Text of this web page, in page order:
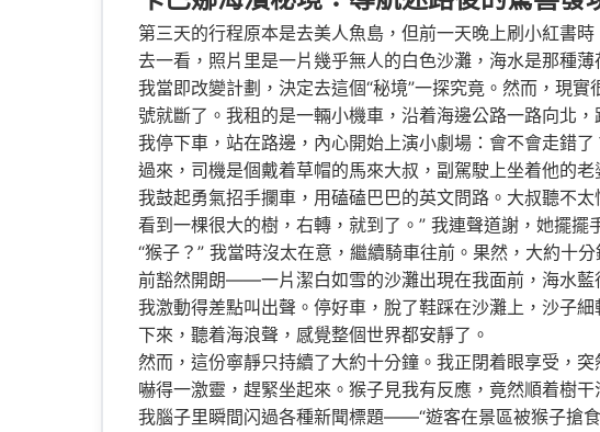
第三天的行程原本是去美人魚島，但前一天晚上刷小紅書
去一看，照片里是一片幾乎無人的白色沙灘，海水是那種
我當即改變計劃，決定去這個“秘境”一探究竟。然而，現
號就斷了。我租的是一輛小機車，沿着海邊公路一路向北
我停下車，站在路邊，內心開始上演小劇場：會不會走錯
過來，司機是個戴着草帽的馬來大叔，副駕駛上坐着他的老
我鼓起勇氣招手攔車，用磕磕巴巴的英文問路。大叔聽不
看到一棵很大的樹，右轉，就到了。” 我連聲道謝，她擺擺
“猴子？” 我當時沒太在意，繼續騎車往前。果然，大約十
前豁然開朗——一片潔白如雪的沙灘出現在我面前，海水藍
我激動得差點叫出聲。停好車，脫了鞋踩在沙灘上，沙子
下來，聽着海浪聲，感覺整個世界都安靜了。
然而，這份寧靜只持續了大約十分鐘。我正閉着眼享受，
嚇得一激靈，趕緊坐起來。猴子見我有反應，竟然順着樹
我腦子里瞬間闪過各種新聞標題——“遊客在景區被猴子搶